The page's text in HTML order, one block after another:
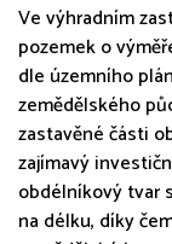
Ve výhradním
pozemek o
dle územního
zemědělského
zastavěné části
zajímavý
obdélníkový tvar
na délku, díky